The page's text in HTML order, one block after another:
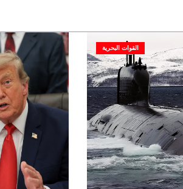
القوات البحرية